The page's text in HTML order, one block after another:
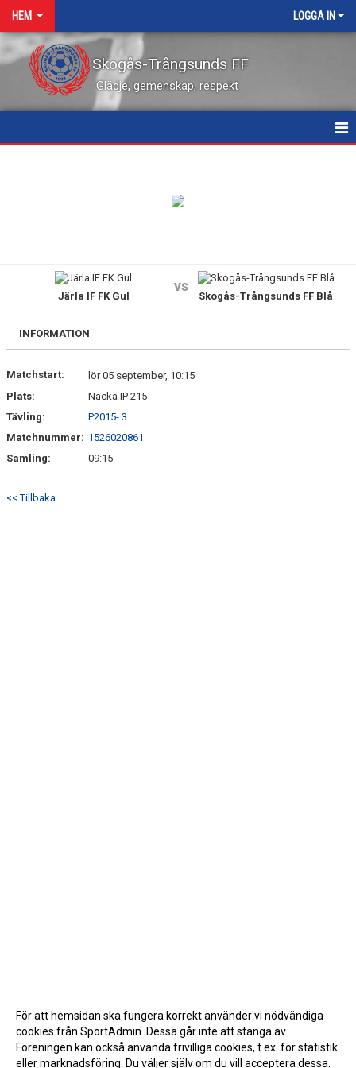
HEM LOGGA IN
Skogås-Trångsunds FF
Glädje, gemenskap, respekt
KONTAKT
FAQ
Järla IF FK Gul
vs
Skogås-Trångsunds FF Blå
INFORMATION
Matchstart:
lör 05 september, 10:15
Plats:
Nacka IP 215
Tävling:
P2015- 3
Matchnummer: 1526020861
Samling:
09:15
<< Tillbaka
För att hemsidan ska fungera korrekt använder vi nödvändiga
cookies från SportAdmin. Dessa går inte att stänga av.
Föreningen kan också använda frivilliga cookies, t.ex. för statistik
eller marknadsföring. Du väljer själv om du vill acceptera dessa.